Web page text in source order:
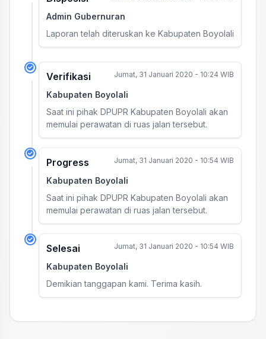
Admin Gubernuran
Laporan telah diteruskan ke Kabupaten Boyolali
Verifikasi Jumat, 31 Januari 2020 - 10:24 WIB
Kabupaten Boyolali
Saat ini pihak DPUPR Kabupaten Boyolali akan
memulai perawatan di ruas jalan tersebut.
Progress Jumat, 31 Januari 2020 - 10:54 WIB
Kabupaten Boyolali
Saat ini pihak DPUPR Kabupaten Boyolali akan
memulai perawatan di ruas jalan tersebut.
Selesai Jumat, 31 Januari 2020 - 10:54 WIB
Kabupaten Boyolali
Demikian tanggapan kami. Terima kasih.